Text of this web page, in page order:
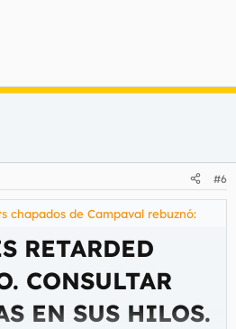
y tengo miedo de salir a la
#6
chapados de Campaval rebuznó:
RETARDED
CONSULTAR
EN SUS HILOS.